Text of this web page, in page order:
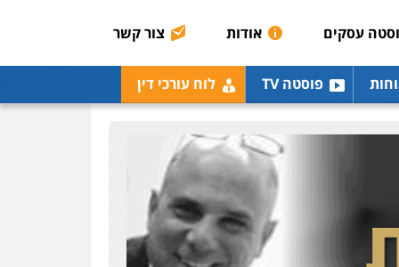
עסקים אודות צור קשר
פוסטה TV לוח עורכי דין
מנשה, אלמוג – עורכי דין
פלילי עבירות תנועה
צווארון לבן תעבורה עורכי
דין לענייני אסירים מעצרים
0546470989
עו"ד אבי כהן
פלילי פשיעה חמורה
קטינים אלימות סמים
עבירות מין
0523647066